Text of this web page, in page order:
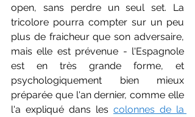
open, sans perdre un seul set. La
tricolore pourra compter sur un peu
plus de fraicheur que son adversaire,
mais elle est prévenue - l'Espagnole
est en très grande forme, et
psychologiquement bien mieux
préparée que l'an dernier, comme elle
l'a expliqué dans les colonnes de la